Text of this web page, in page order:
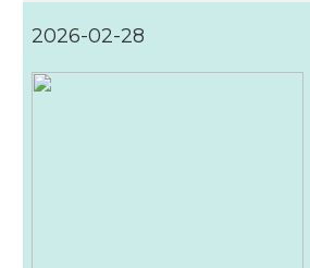
2026-02-28